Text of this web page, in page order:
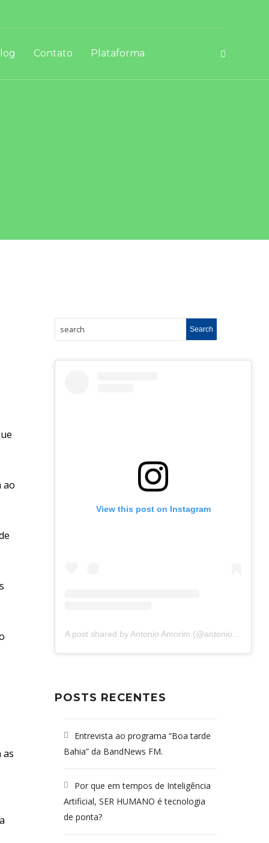
Contato Plataforma
ao
as
View this post on Instagram
POSTS RECENTES
Entrevista ao programa “Boa tarde
Bahia” da BandNews FM.
Por que em tempos de Inteligência
Artificial, SER HUMANO é tecnologia
de ponta?